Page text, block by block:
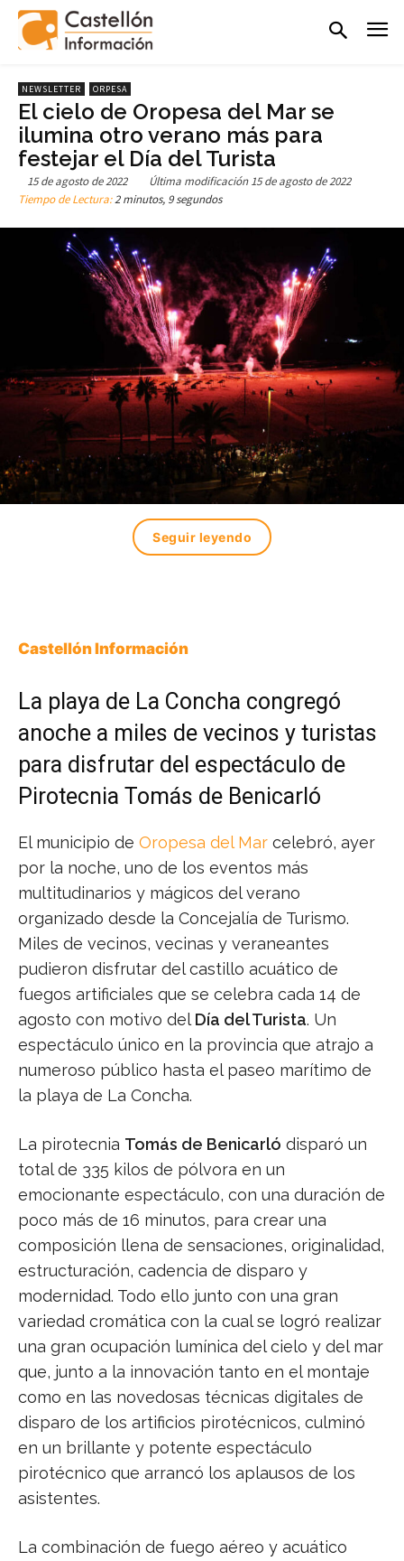
NEWSLETTER ORPESA
El cielo de Oropesa del Mar se
ilumina otro verano más para
festejar el Día del Turista
15 de agosto de 2022 Última modificación 15 de agosto de 2022
Tiempo de Lectura:2 minutos, 9 segundos
Seguir leyendo
Castellón Información
La playa de La Concha congregó
anoche a miles de vecinos y turistas
para disfrutar del espectáculo de
Pirotecnia Tomás de Benicarló
El municipio de Oropesa del Mar celebró, ayer
por la noche, uno de los eventos más
multitudinarios y mágicos del verano
organizado desde la Concejalía de Turismo.
Miles de vecinos, vecinas y veraneantes
pudieron disfrutar del castillo acuático de
fuegos artificiales que se celebra cada 14 de
agosto con motivo del Día del Turista. Un
espectáculo único en la provincia que atrajo a
numeroso público hasta el paseo marítimo de
la playa de La Concha.
La pirotecnia Tomás de Benicarló disparó un
total de 335 kilos de pólvora en un
emocionante espectáculo, con una duración de
poco más de 16 minutos, para crear una
composición llena de sensaciones, originalidad,
estructuración, cadencia de disparo y
modernidad. Todo ello junto con una gran
variedad cromática con la cual se logró realizar
una gran ocupación lumínica del cielo y del mar
que, junto a la innovación tanto en el montaje
como en las novedosas técnicas digitales de
disparo de los artificios pirotécnicos, culminó
en un brillante y potente espectáculo
pirotécnico que arrancó los aplausos de los
asistentes.
La combinación de fuego aéreo y acuático